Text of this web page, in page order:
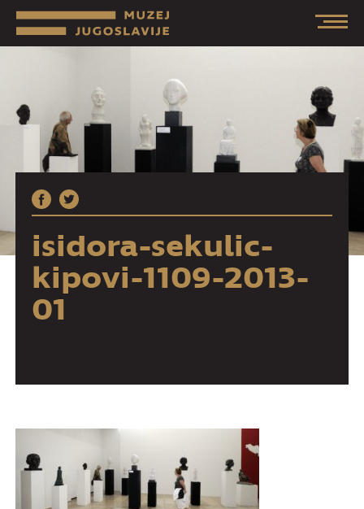
isidora-sekulic-
kipovi-1109-2013-
01